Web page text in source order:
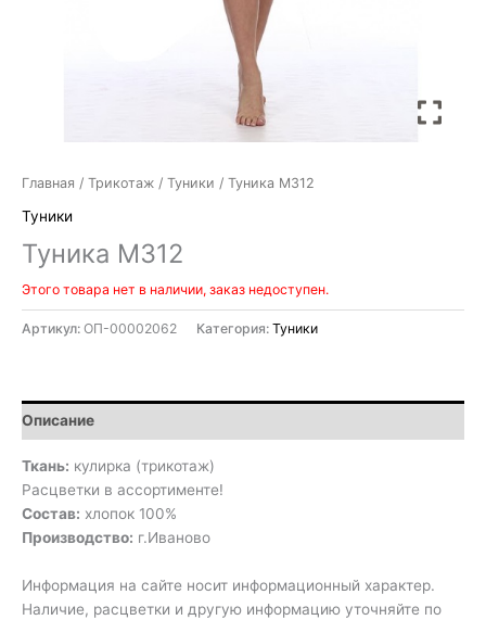
Главная / Трикотаж / Туники / Туника М312
Туники
Туника М312
Этого товара нет в наличии, заказ недоступен.
Артикул: ОП-00002062 Категория: Туники
Описание
Ткань: кулирка (трикотаж)
Расцветки в ассортименте!
Состав: хлопок 100%
Производство: г.Иваново
Информация на сайте носит информационный характер.
Наличие, расцветки и другую информацию уточняйте по